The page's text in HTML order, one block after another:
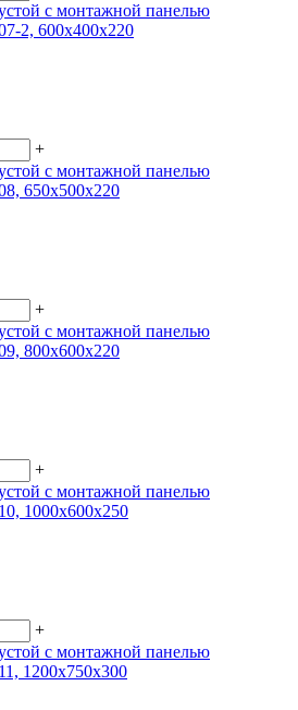
с монтажной панелью
2, 600х400х220
+
с монтажной панелью
650х500х220
+
с монтажной панелью
800х600х220
+
с монтажной панелью
1000х600х250
+
с монтажной панелью
1200х750х300